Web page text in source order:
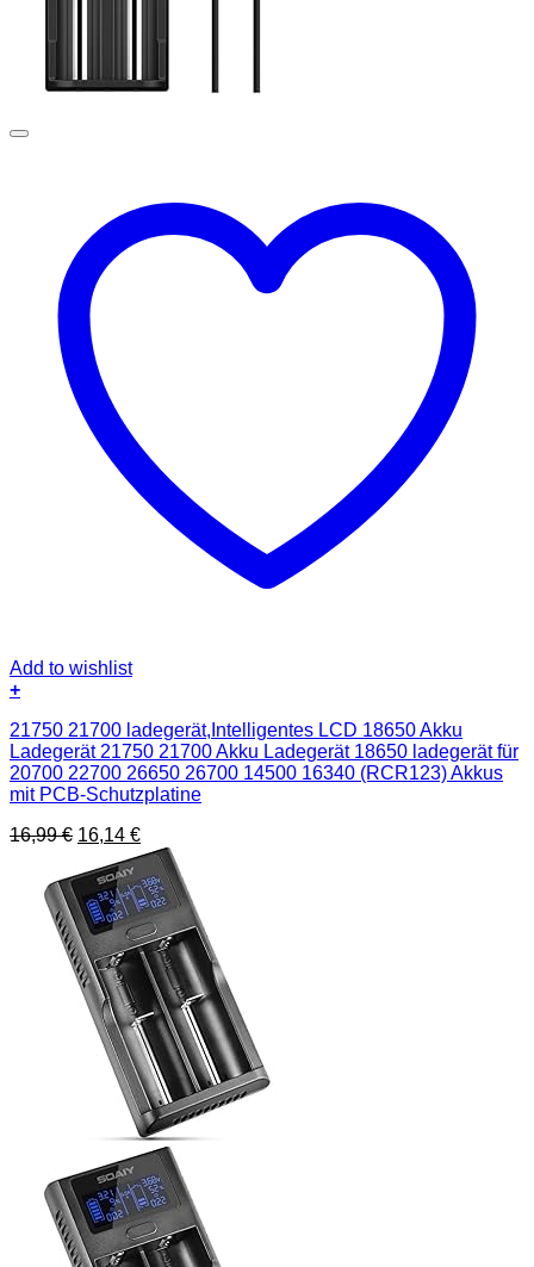
Add to wishlist
+
21750 21700 ladegerät,Intelligentes LCD 18650 Akku
Ladegerät 21750 21700 Akku Ladegerät 18650 ladegerät für
20700 22700 26650 26700 14500 16340 (RCR123) Akkus
mit PCB-Schutzplatine
16,99€ Ursprünglicher
war:
16,99 €
16,14 €Aktueller
Preis
ist:
16,14 €.